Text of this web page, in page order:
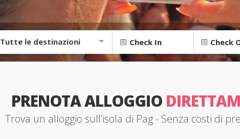
Tutte le destinazioni
PRENOTA ALLOGGIO
Trova un alloggio sullʼisola di Pag - Senza costi di